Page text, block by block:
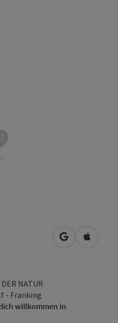
in Google
in
NATUR
- Franking
willkommen in